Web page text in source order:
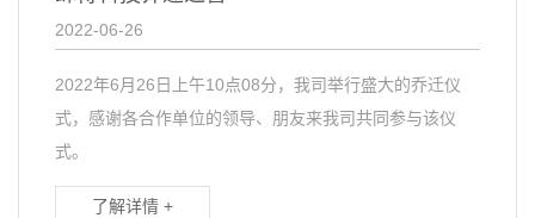
2022-06-26
2022年6月26日上午10点08分，我司举行盛大的乔迁仪
式，感谢各合作单位的领导、朋友来我司共同参与该仪
式。
了解详情 +